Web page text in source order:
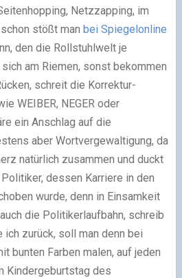
Netzzapping, im
stößt man bei Spiegelonline
den die Rollstuhlwelt je
am Riemen, sonst bekommen
schreit die Korrektur-
WEIBER, NEGER oder
ein Anschlag auf die
aber Wortvergewaltigung, da
natürlich zusammen und duckt
dessen Karriere in den
wurde, denn in Einsamkeit
die Politikerlaufbahn, schreib
ich zurück, soll man denn bei
bunten Farben malen, auf jeden
Kindergeburtstag des